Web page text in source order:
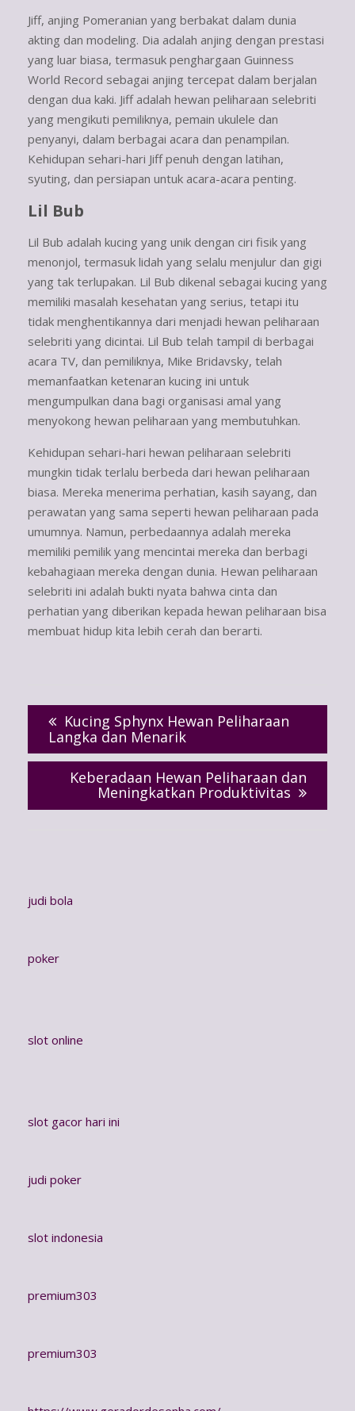
Jiff, anjing Pomeranian yang berbakat dalam dunia
akting dan modeling. Dia adalah anjing dengan prestasi
yang luar biasa, termasuk penghargaan Guinness
World Record sebagai anjing tercepat dalam berjalan
dengan dua kaki. Jiff adalah hewan peliharaan selebriti
yang mengikuti pemiliknya, pemain ukulele dan
penyanyi, dalam berbagai acara dan penampilan.
Kehidupan sehari-hari Jiff penuh dengan latihan,
syuting, dan persiapan untuk acara-acara penting.
Lil Bub
Lil Bub adalah kucing yang unik dengan ciri fisik yang
menonjol, termasuk lidah yang selalu menjulur dan gigi
yang tak terlupakan. Lil Bub dikenal sebagai kucing yang
memiliki masalah kesehatan yang serius, tetapi itu
tidak menghentikannya dari menjadi hewan peliharaan
selebriti yang dicintai. Lil Bub telah tampil di berbagai
acara TV, dan pemiliknya, Mike Bridavsky, telah
memanfaatkan ketenaran kucing ini untuk
mengumpulkan dana bagi organisasi amal yang
menyokong hewan peliharaan yang membutuhkan.
Kehidupan sehari-hari hewan peliharaan selebriti
mungkin tidak terlalu berbeda dari hewan peliharaan
biasa. Mereka menerima perhatian, kasih sayang, dan
perawatan yang sama seperti hewan peliharaan pada
umumnya. Namun, perbedaannya adalah mereka
memiliki pemilik yang mencintai mereka dan berbagi
kebahagiaan mereka dengan dunia. Hewan peliharaan
selebriti ini adalah bukti nyata bahwa cinta dan
perhatian yang diberikan kepada hewan peliharaan bisa
membuat hidup kita lebih cerah dan berarti.
navigation
Kucing Sphynx Hewan Peliharaan
Langka dan Menarik
Keberadaan Hewan Peliharaan dan
Meningkatkan Produktivitas
judi bola
poker
slot online
slot gacor hari ini
judi poker
slot indonesia
premium303
premium303